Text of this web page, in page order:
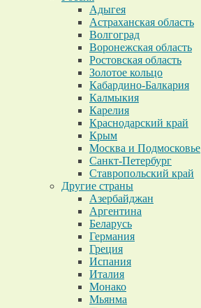
Адыгея
Астраханская область
Волгоград
Воронежская область
Ростовская область
Золотое кольцо
Кабардино-Балкария
Калмыкия
Карелия
Краснодарский край
Крым
Москва и Подмосковье
Санкт-Петербург
Ставропольский край
Другие страны
Азербайджан
Аргентина
Беларусь
Германия
Греция
Испания
Италия
Монако
Мьянма